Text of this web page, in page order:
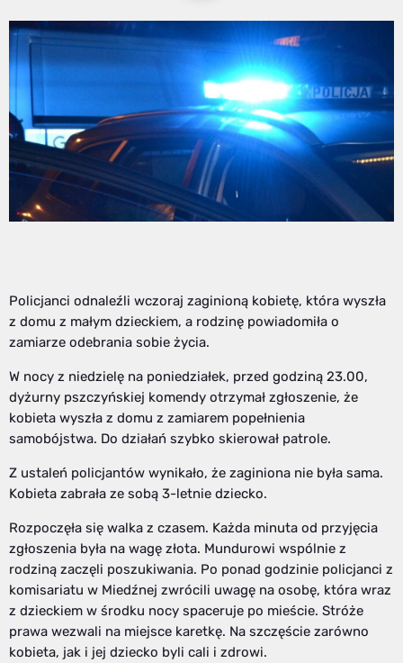
Policjanci odnaleźli wczoraj zaginioną kobietę, która wyszła
z domu z małym dzieckiem, a rodzinę powiadomiła o
zamiarze odebrania sobie życia.
W nocy z niedzielę na poniedziałek, przed godziną 23.00,
dyżurny pszczyńskiej komendy otrzymał zgłoszenie, że
kobieta wyszła z domu z zamiarem popełnienia
samobójstwa. Do działań szybko skierował patrole.
Z ustaleń policjantów wynikało, że zaginiona nie była sama.
Kobieta zabrała ze sobą 3-letnie dziecko.
Rozpoczęła się walka z czasem. Każda minuta od przyjęcia
zgłoszenia była na wagę złota. Mundurowi wspólnie z
rodziną zaczęli poszukiwania. Po ponad godzinie policjanci z
komisariatu w Miedźnej zwrócili uwagę na osobę, która wraz
z dzieckiem w środku nocy spaceruje po mieście. Stróże
prawa wezwali na miejsce karetkę. Na szczęście zarówno
kobieta, jak i jej dziecko byli cali i zdrowi.